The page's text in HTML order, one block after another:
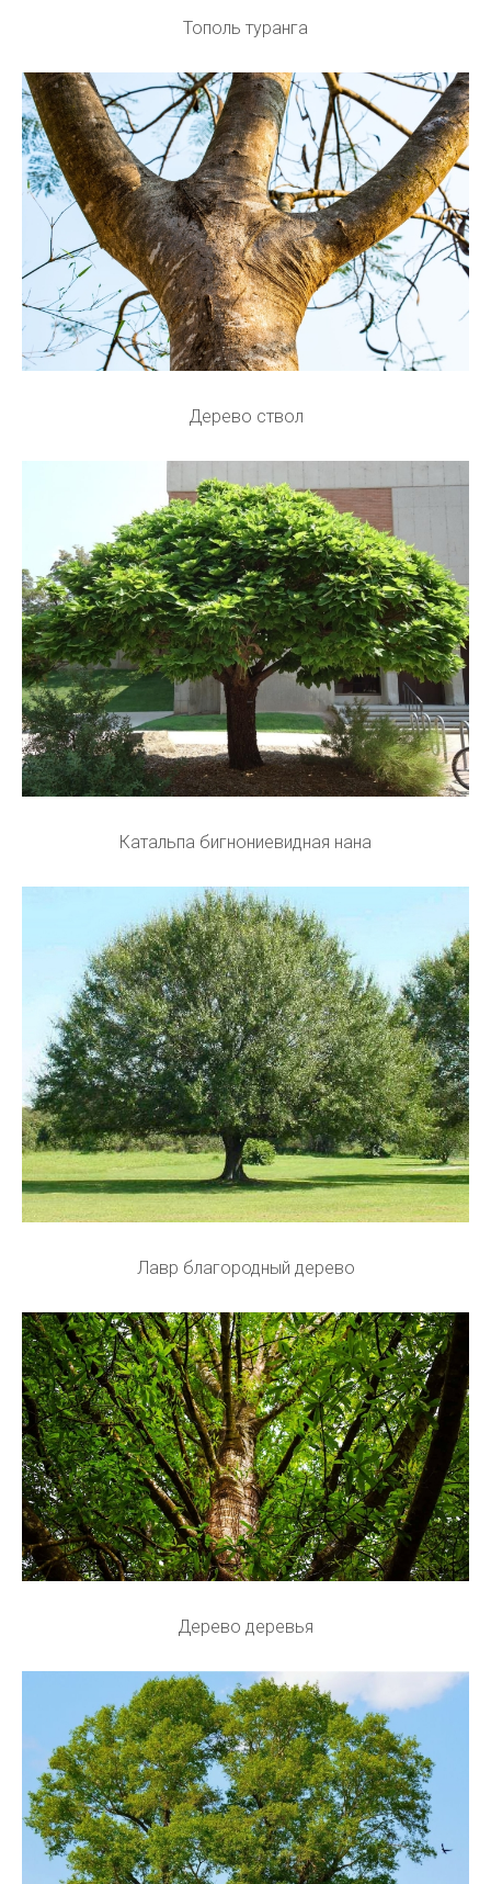
Тополь туранга
Дерево ствол
Катальпа бигнониевидная нана
Лавр благородный дерево
Дерево деревья